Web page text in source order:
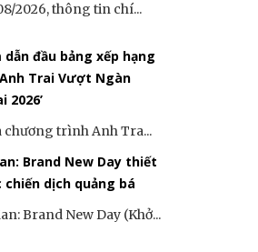
2026, thông tin chí...
dẫn đầu bảng xếp hạng
Trai Vượt Ngàn
2026’
chương trình Anh Tra...
Brand New Day thiết
chiến dịch quảng bá
Brand New Day (Khở...